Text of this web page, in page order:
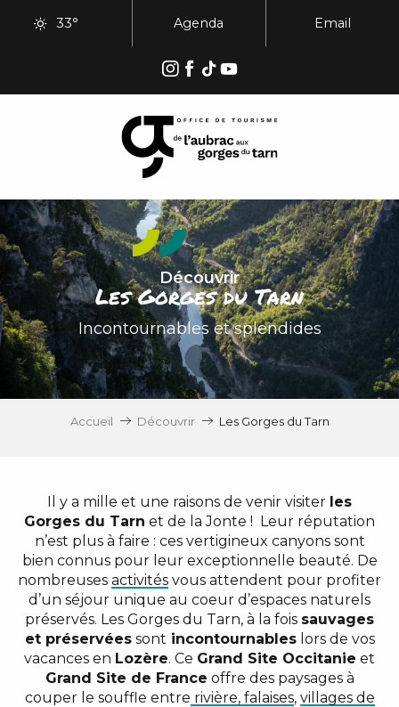
33° Agenda Email
Découvrir
Les Gorges du Tarn
Incontournables et splendides
Accueil Découvrir Les Gorges du Tarn
Il y a mille et une raisons de venir visiter les
Gorges du Tarn et de la Jonte ! ​ Leur réputation
n’est plus à faire : ces vertigineux canyons sont
bien connus pour leur exceptionnelle beauté. De
nombreuses activités vous attendent pour profiter
d’un séjour unique au coeur d’espaces naturels
préservés. Les Gorges du Tarn, à la fois sauvages
et préservéessont incontournableslors de vos
vacances en Lozère. Ce Grand Site Occitanie et
Grand Site de France offre des paysages à
couper le souffle entre rivière, falaises, villages de